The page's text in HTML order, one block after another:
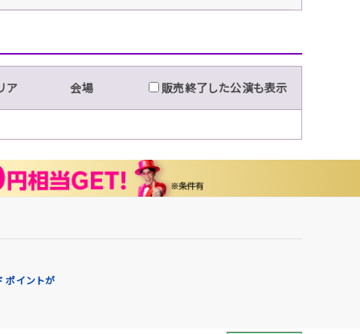
ア 会場 販売終了した公演も表示
ポイントが